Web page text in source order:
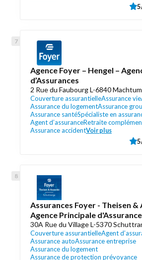
Agence Foyer – Hengel –
d’Assurances
2 Rue du Faubourg L-6840 Machtum
Couverture assurantielleAssurance vie
Assurance du logementAssurance
Assurance santéSpécialiste en
Agent d’assuranceRetraite
Assurance accidentVoir plus
Assurances Foyer - Theisen &
Agence Principale
30A Rue du Village L-5370
Couverture assurantielleAgent
Assurance autoAssurance entreprise
Assurance du logement
Assurance de protection prévoyance